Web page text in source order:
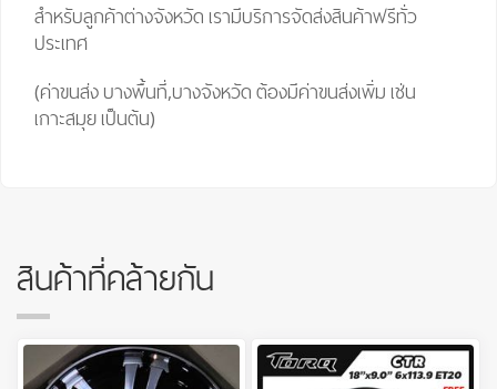
สำหรับลูกค้าต่างจังหวัด เรามีบริการจัดส่งสินค้าฟรีทั่ว
ประเทศ
(ค่าขนส่ง บางพื้นที่,บางจังหวัด ต้องมีค่าขนส่งเพิ่ม เช่น
เกาะสมุย เป็นต้น)
สินค้าที่คล้ายกัน